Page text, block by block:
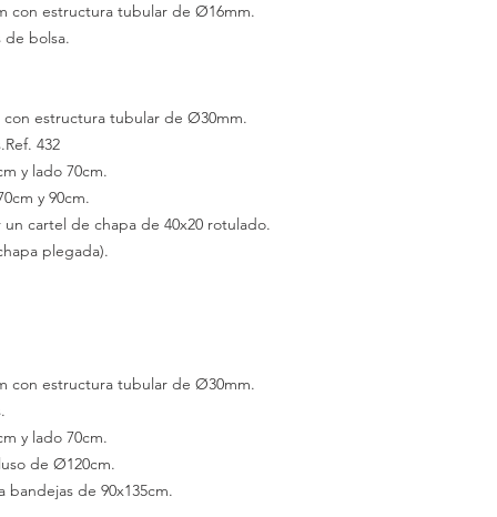
con estructura tubular de Ø16mm.
de bolsa.
estructura tubular de Ø30mm.
Ref. 432
y lado 70cm.
y 90cm.
cartel de chapa de 40x20 rotulado.
plegada).
con estructura tubular de Ø30mm.
y lado 70cm.
de Ø120cm.
bandejas de 90x135cm.